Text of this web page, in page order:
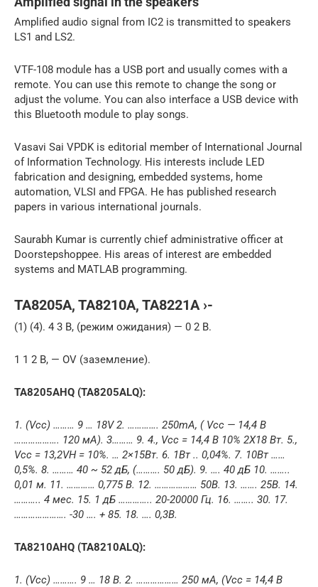
Amplified audio signal from IC2 is transmitted to speakers
LS1 and LS2.
VTF-108 module has a USB port and usually comes with a
remote. You can use this remote to change the song or
adjust the volume. You can also interface a USB device with
this Bluetooth module to play songs.
Vasavi Sai VPDK is editorial member of International Journal
of Information Technology. His interests include LED
fabrication and designing, embedded systems, home
automation, VLSI and FPGA. He has published research
papers in various international journals.
Saurabh Kumar is currently chief administrative officer at
Doorstepshoppee. His areas of interest are embedded
systems and MATLAB programming.
TA8205A, TA8210A, TA8221A ›-
(1) (4). 4 3 В, (режим ожидания) — 0 2 В.
1 1 2 В, — OV (заземление).
TA8205AHQ (TA8205ALQ):
1. (Vcc) ……… 9 … 18V 2. …………. 250mA, ( Vcc — 14,4 В
………………. 120 мА). 3……… 9. 4., Vcc = 14,4 В 10% 2X18 Вт. 5.,
Vcc = 13,2VH = 10%. … 2×15Вт. 6. 1Вт .. 0,04%. 7. 10Вт ……
0,5%. 8. ……… 40 ~ 52 дБ, (………. 50 дБ). 9. …. 40 дБ 10. ……..
0,01 м. 11. ………… 0,775 В. 12. ……………… 50В. 13. ……. 25В. 14.
……….. 4 мес. 15. 1 дБ ………….. 20-20000 Гц. 16. …….. 30. 17.
…………………. -30 …. + 85. 18. …. 0,3В.
TA8210AHQ (TA8210ALQ):
1. (Vcc) ………. 9 … 18 В. 2. ……………… 250 мА, (Vcc = 14,4 В